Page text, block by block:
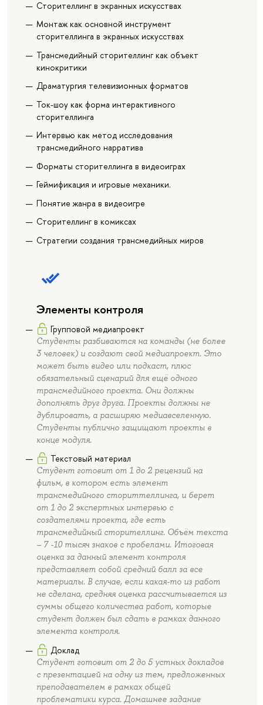
Сторителлинг в экранных искусствах
Монтаж как основной инструмент
сторителлинга в экранных искусствах
Трансмедийный сторителлинг как объект
кинокритики
Драматургия телевизионных форматов
Ток-шоу как форма интерактивного
сторителлинга
Интервью как метод исследования
трансмедийного нарратива
Форматы сторителлинга в видеоиграх
Геймификация и игровые механики.
Понятие жанра в видеоигре
Сторителлинг в комиксах
Стратегии создания трансмедийных миров
Элементы контроля
Групповой медиапроект
Студенты разбиваются на команды (не более
3 человек) и создают свой медиапроект. Это
может быть видео или подкаст, плюс
обязательный сценарий для ещё одного
трансмедийного проекта. Они должны
дополнять друг друга. Проекты должны не
дублировать, а расширяю медиавселенную.
Студенты публично защищают проекты в
конце модуля.
Текстовый материал
Студент готовит от 1 до 2 рецензий на
фильм, в котором есть элемент
трансмедийного сториттеллинга, и берет
от 1 до 2 экспертных интервью с
создателями проекта, где есть
трансмедийный сторителлинг. Объём текста
– 7 -10 тысяч знаков с пробелами. Итоговая
оценка за данный элемент контроля
представляет собой средний балл за все
материалы. В случае, если какая-то из работ
не сделана, средняя оценка рассчитывается из
суммы общего количества работ, которые
студент должен был сдать в рамках данного
элемента контроля.
Доклад
Студент готовит от 2 до 5 устных докладов
с презентацией на одну из тем, предложенных
преподавателем в рамках общей
проблематики курса. Домашнее задание